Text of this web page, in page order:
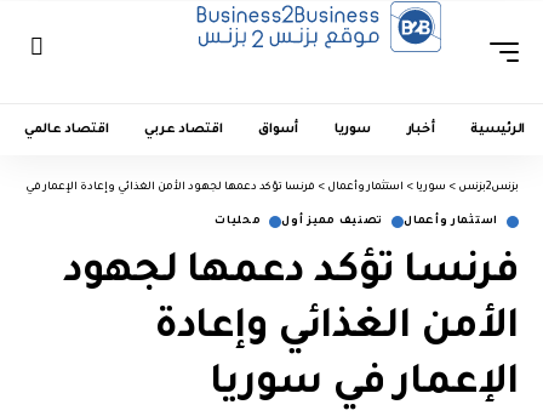
الرئيسية أخبار سوريا أسواق اقتصاد عربي اقتصاد عالمي
بزنس2بزنس > سوريا > استثمار وأعمال > فرنسا تؤكد دعمها لجهود الأمن الغذائي وإعادة الإعمار في
استثمار وأعمال تصنيف مميز أول محليات
فرنسا تؤكد دعمها لجهود
الأمن الغذائي وإعادة
الإعمار في سوريا